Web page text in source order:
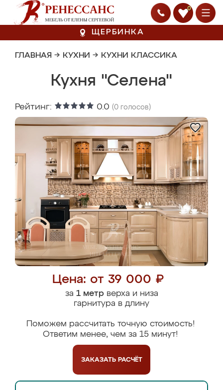
0
ЩЕРБИНКА
ГЛАВНАЯ → КУХНИ → КУХНИ КЛАССИКА
Кухня "Селена"
Рейтинг: 0.0 (0 голосов)
Цена: от 39 000 ₽
за 1 метрверха и низа
гарнитура в длину
Поможем рассчитать точную стоимость!
Ответим менее, чем за 15 минут!
ЗАКАЗАТЬ РАСЧЁТ